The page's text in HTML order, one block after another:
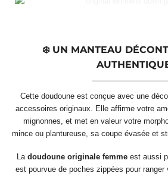
❄️ UN MANTEAU
Cette doudoune est conçue avec une
accessoires originaux. Elle affirme votre
mignonnes, et met en valeur votre
mince ou plantureuse, sa coupe évasée et
La doudoune originale femme est aussi
est pourvue de poches zippées pour